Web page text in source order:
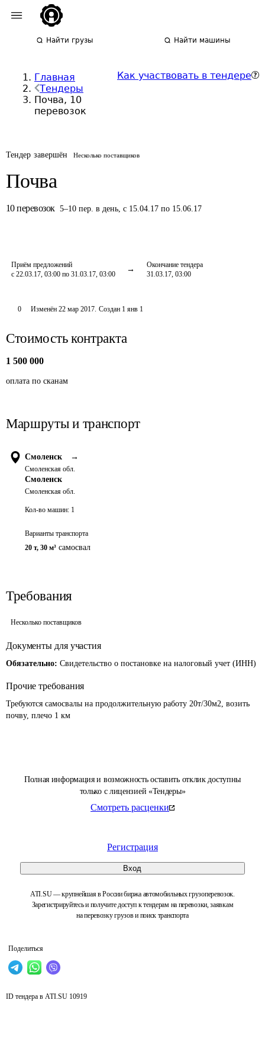
Найти грузы Найти машины
Главная
Тендеры
Почва, 10
перевозок
Как участвовать в тендере
Тендер завершён Несколько поставщиков
Почва
10 перевозок 5–10 пер. в день, с 15.04.17 по 15.06.17
Приём предложений
с 22.03.17, 03:00 по 31.03.17, 03:00
Окончание тендера
31.03.17, 03:00
Полная информация и возможность оставить отклик доступны
только с лицензией «Тендеры»
Смотреть расценки
Регистрация
Вход
ATI.SU — крупнейшая в России биржа автомобильных грузоперевозок.
Зарегистрируйтесь и получите доступ к тендерам на перевозки, заявкам
на перевозку грузов и поиск транспорта
Поделиться
0 Изменён 22 мар 2017. Создан 1 янв 1
Стоимость контракта
1 500 000
оплата по сканам
Маршруты и транспорт
Смоленск →
Смоленская обл.
Смоленск
Смоленская обл.
Кол-во машин: 1
Варианты транспорта
20 т, 30 м³ самосвал
Требования
Несколько поставщиков
Документы для участия
Обязательно: Свидетельство о постановке на налоговый учет (ИНН)
Прочие требования
Требуются самосвалы на продолжительную работу 20т/30м2, возить
почву, плечо 1 км
ID тендера в ATI.SU 10919